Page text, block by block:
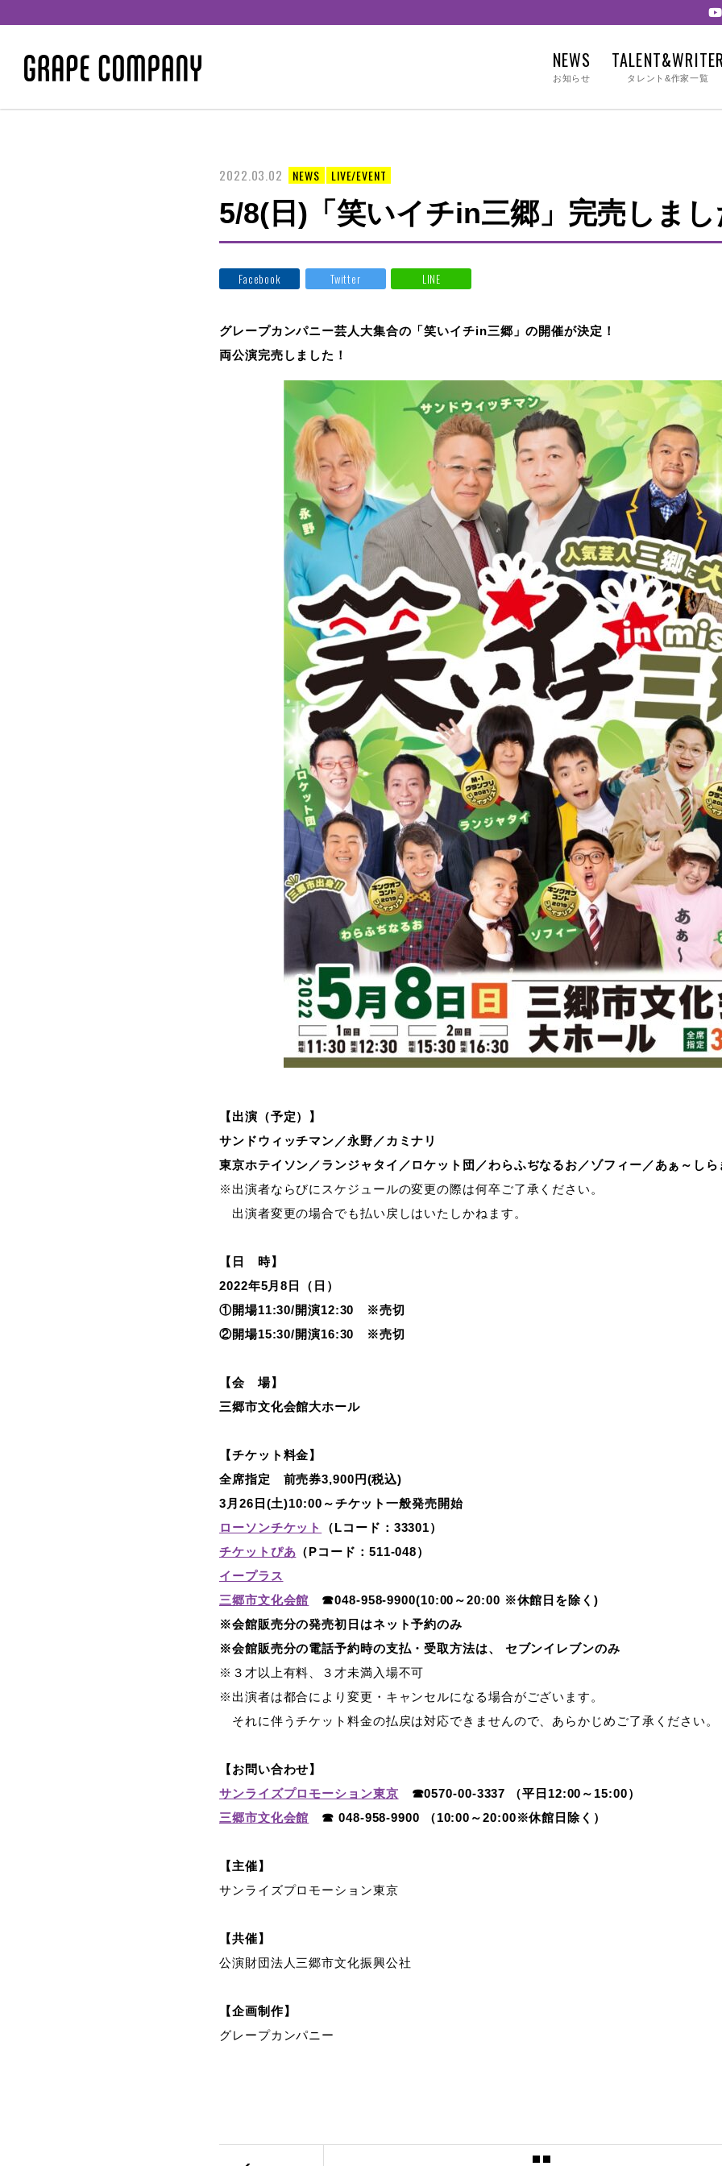
NEWS
お知らせ タレント&作家一覧
2022.03.02 NEWS LIVE/EVENT
5/8(日)「笑いイチin三郷」完売しま
Facebook Twitter LINE
グレープカンパニー芸人大集合の「笑いイチin三郷」の開催が決定！
両公演完売しました！
【出演（予定）】
サンドウィッチマン／永野／カミナリ
東京ホテイソン／ランジャタイ／ロケット団／わらふぢなるお／ゾフィー／あぁ～しら
※出演者ならびにスケジュールの変更の際は何卒ご了承ください。
出演者変更の場合でも払い戻しはいたしかねます。
【日 時】
2022年5月8日（日）
①開場11:30/開演12:30 ※売切
②開場15:30/開演16:30 ※売切
【会 場】
三郷市文化会館大ホール
【チケット料金】
全席指定 前売券3,900円(税込)
3月26日(土)10:00～チケット一般発売開始
ローソンチケット
（Lコード：33301）
チケットぴあ （Pコード：511-048）
イープラス
三郷市文化会館 ☎048-958-9900(10:00～20:00 ※休館日を除く)
※会館販売分の発売初日はネット予約のみ
※会館販売分の電話予約時の支払・受取方法は、 セブンイレブンのみ
※３才以上有料、３才未満入場不可
※出演者は都合により変更・キャンセルになる場合がございます。
それに伴うチケット料金の払戻は対応できませんので、あらかじめご了承ください。
【お問い合わせ】
サンライズプロモーション東京 ☎0570-00-3337 （平日12:00～15:00）
三郷市文化会館 ☎ 048-958-9900 （10:00～20:00※休館日除く）
【主催】
サンライズプロモーション東京
【共催】
公演財団法人三郷市文化振興公社
【企画制作】
グレープカンパニー